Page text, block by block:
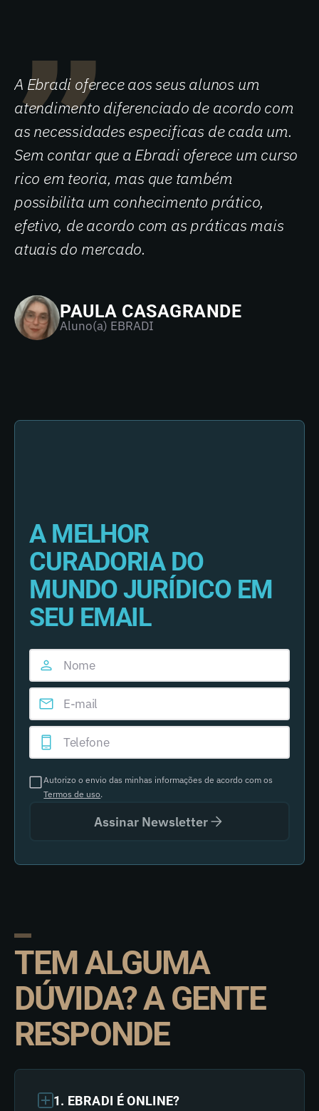
A Ebradi oferece aos seus alunos um
atendimento diferenciado de acordo com
as necessidades especificas de cada um.
Sem contar que a Ebradi oferece um curso
rico em teoria, mas que também
possibilita um conhecimento prático,
efetivo, de acordo com as práticas mais
atuais do mercado.
PAULA CASAGRANDE
Aluno(a) EBRADI
A MELHOR
CURADORIA DO
MUNDO JURÍDICO EM
SEU EMAIL
Autorizo o envio das minhas informações de acordo com os
Termos de uso.
Assinar Newsletter
TEM ALGUMA
DÚVIDA? A GENTE
RESPONDE
1. EBRADI É ONLINE?